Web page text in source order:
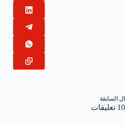
ال السابقة
10 تعليقات